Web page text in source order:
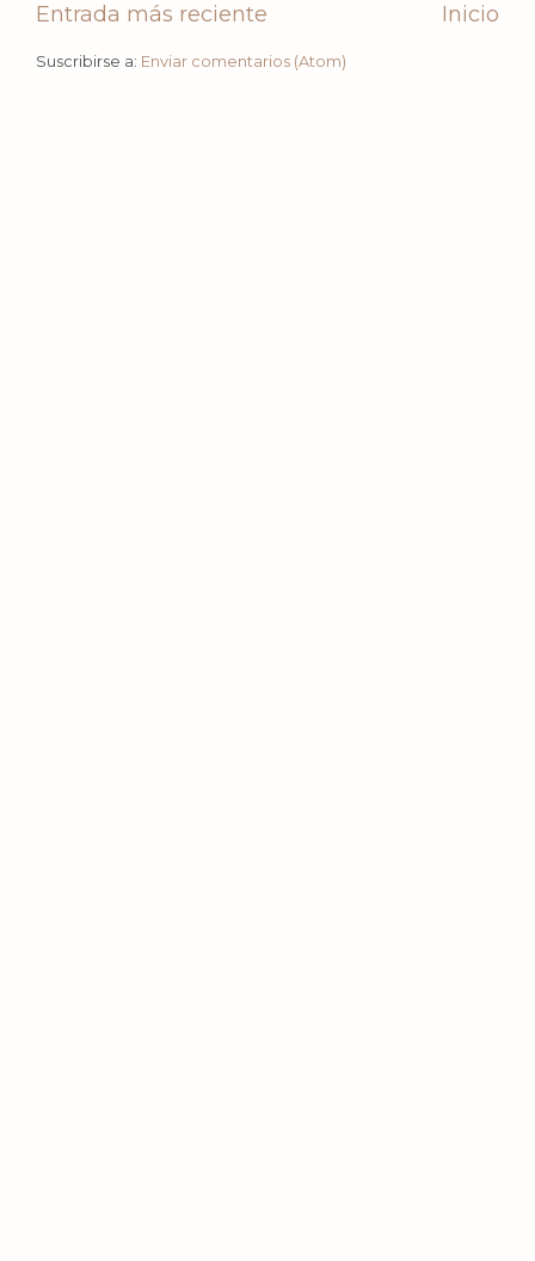
Entrada más reciente Inicio
Suscribirse a: Enviar comentarios (Atom)